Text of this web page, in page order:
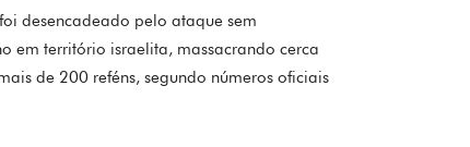
desencadeado pelo ataque sem
em território israelita, massacrando cerca
de 200 reféns, segundo números oficiais